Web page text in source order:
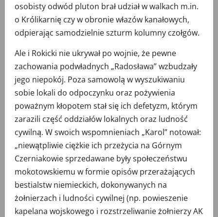
osobisty odwód pluton brał udział w walkach m.in.
o Królikarnię czy w obronie włazów kanałowych,
odpierając samodzielnie szturm kolumny czołgów.
Ale i Rokicki nie ukrywał po wojnie, że pewne
zachowania podwładnych „Radosława” wzbudzały
jego niepokój. Poza samowolą w wyszukiwaniu
sobie lokali do odpoczynku oraz pożywienia
poważnym kłopotem stał się ich defetyzm, którym
zarazili część oddziałów lokalnych oraz ludność
cywilną. W swoich wspomnieniach „Karol” notował:
„niewątpliwie ciężkie ich przeżycia na Górnym
Czerniakowie sprzedawane były społeczeństwu
mokotowskiemu w formie opisów przerażających
bestialstw niemieckich, dokonywanych na
żołnierzach i ludności cywilnej (np. powieszenie
kapelana wojskowego i rozstrzeliwanie żołnierzy AK